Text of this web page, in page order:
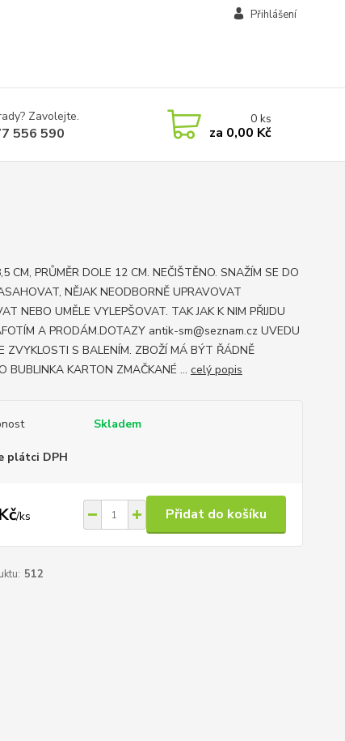
Přihlášení
Zavolejte.
556 590
0ks
za 0,00 Kč
CM, PRŮMĚR DOLE 12 CM. NEČIŠTĚNO. SNAŽÍM SE DO
NĚJAK NEODBORNĚ UPRAVOVAT
NEBO UMĚLE VYLEPŠOVAT. TAK JAK K NIM PŘIJDU
A PRODÁM.DOTAZY antik-sm@seznam.cz UVEDU
ZVYKLOSTI S BALENÍM. ZBOŽÍ MÁ BÝT ŘÁDNĚ
BUBLINKA KARTON ZMAČKANÉ ... celý popis
Skladem
plátci DPH
/ks Přidat do košíku
512